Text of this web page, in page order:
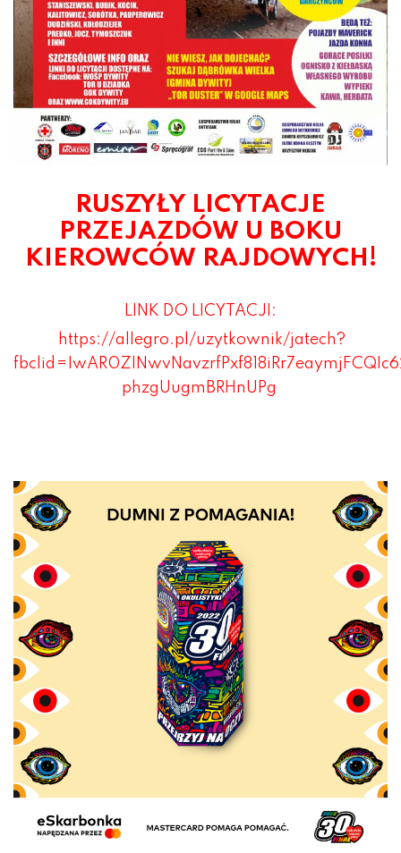
RUSZYŁY LICYTACJE
PRZEJAZDÓW U BOKU
KIEROWCÓW RAJDOWYCH!
LINK DO LICYTACJI:
https://allegro.pl/uzytkownik/jatech?
phzgUugmBRHnUPg